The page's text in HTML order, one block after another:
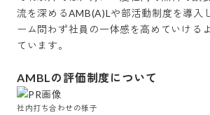
流を深めるAMB(A)Lや部活動制度を導入
ーム問わず社員の一体感を高めていける
ています。
AMBLの評価制度について
社内打ち合わせの様子